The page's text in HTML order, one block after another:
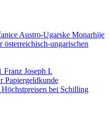
Austro-Ugarske Monarhije
österreichisch-ungarischen
Franz Joseph I.
Papiergeldkunde
bei Schilling